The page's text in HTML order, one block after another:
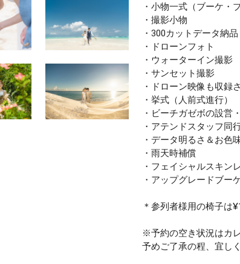
・小物一式（ブーケ・
・撮影小物
・300カットデータ納品
・ドローンフォト
・ウォーターイン撮影
・サンセット撮影
・ドローン映像も収録
・挙式（人前式進行）
・ビーチガゼボの設営
・アテンドスタッフ同
・データ明るさ＆お色
・雨天時補償
・フェイシャルスキン
・アップグレードブー
＊参列者様用の椅子は
※予約の空き状況はカ
予めご了承の程、宜し